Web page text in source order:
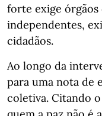
forte exige órgãos
independentes,
cidadãos.
Ao longo da
para uma nota de
coletiva. Citando